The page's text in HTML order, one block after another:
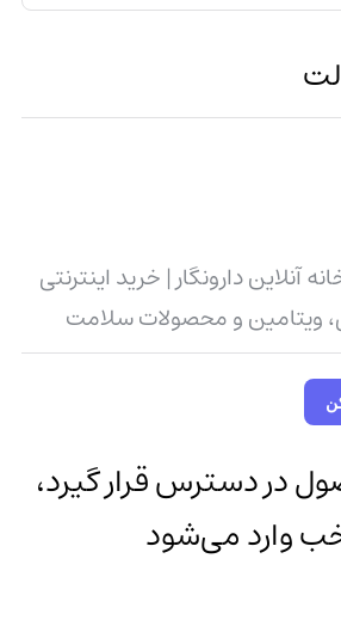
آنلاین دارونگار | خرید اینترنتی
ویتامین و محصولات سلامت
در دسترس قرار گیرد،
وارد می‌شود